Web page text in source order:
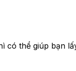
có thể giúp bạn